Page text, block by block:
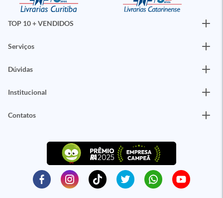
TOP 10 + VENDIDOS
Serviços
Dúvidas
Institucional
Contatos